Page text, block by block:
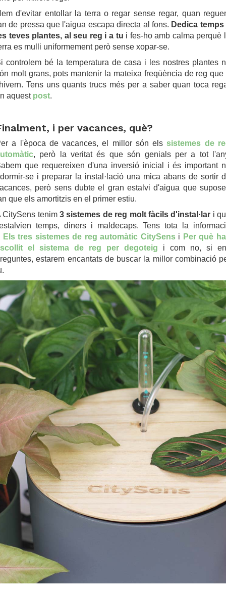
d'evitar entollar la terra o regar sense regar, quan
de pressa que l'aigua escapa directa al fons. Dedica temps
teves plantes, al seu reg i a tu i fes-ho amb calma perquè
es mulli uniformement però sense xopar-se.
controlem bé la temperatura de casa i les nostres plantes
molt grans, pots mantenir la mateixa freqüència de reg que
Tens uns quants trucs més per a saber quan toca
aquest post.
i per vacances, què?
a l'època de vacances, el millor són elssistemes de
, però la veritat és que són genials per a tot
que requereixen d'una inversió inicial i és important
se i preparar la instal·lació una mica abans de sortir
però sens dubte el gran estalvi d'aigua que
que els amortitzis en el primer estiu.
CitySens tenim3 sistemes de reg molt fàcils d'instal·lar i
temps, diners i maldecaps. Tens tota la
Els tres sistemes de reg automàtic CitySensi Per què
el sistema de reg per degoteig i com no, si
estarem encantats de buscar la millor combinació